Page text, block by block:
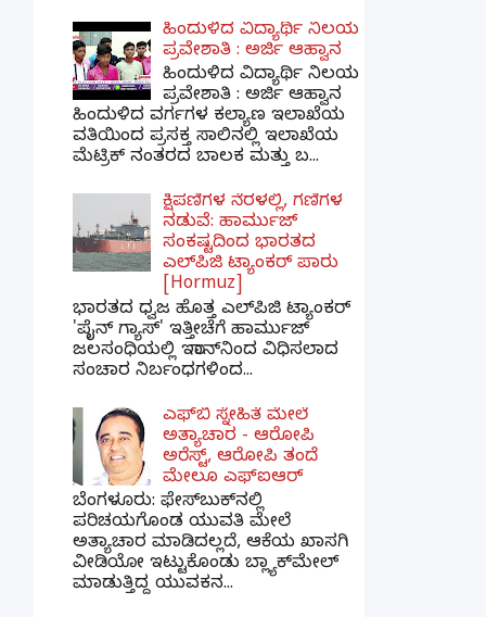
ಹಿಂದುಳಿದ ವಿದ್ಯಾರ್ಥಿ ನಿಲಯ
ಪ್ರವೇಶಾತಿ : ಅರ್ಜಿ ಆಹ್ವಾನ
ಹಿಂದುಳಿದ ವಿದ್ಯಾರ್ಥಿ ನಿಲಯ
ಪ್ರವೇಶಾತಿ : ಅರ್ಜಿ ಆಹ್ವಾನ
ಹಿಂದುಳಿದ ವರ್ಗಗಳ ಕಲ್ಯಾಣ ಇಲಾಖೆಯ
ವತಿಯಿಂದ ಪ್ರಸಕ್ತ ಸಾಲಿನಲ್ಲಿ ಇಲಾಖೆಯ
ಮೆಟ್ರಿಕ್ ನಂತರದ ಬಾಲಕ ಮತ್ತು ಬ...
ಕ್ಷಿಪಣಿಗಳ ನೆರಳಲ್ಲಿ, ಗಣಿಗಳ
ನಡುವೆ: ಹಾರ್ಮುಜ್
ಸಂಕಷ್ಟದಿಂದ ಭಾರತದ
ಎಲ್‌ಪಿಜಿ ಟ್ಯಾಂಕರ್ ಪಾರು
[Hormuz]
ಭಾರತದ ಧ್ವಜ ಹೊತ್ತ ಎಲ್‌ಪಿಜಿ ಟ್ಯಾಂಕರ್
'ಪೈನ್ ಗ್ಯಾಸ್' ಇತ್ತೀಚೆಗೆ ಹಾರ್ಮುಜ್
ಜಲಸಂಧಿಯಲ್ಲಿ ಇರಾನ್‌ನಿಂದ ವಿಧಿಸಲಾದ
ಸಂಚಾರ ನಿರ್ಬಂಧಗಳಿಂದ...
ಎಫ್‌ಬಿ ಸ್ನೇಹಿತೆ ಮೇಲೆ
ಅತ್ಯಾಚಾರ - ಆರೋಪಿ
ಅರೆಸ್ಟ್, ಆರೋಪಿ ತಂದೆ
ಮೇಲೂ ಎಫ್ಐಆರ್
ಬೆಂಗಳೂರು: ಫೇಸ್‌ಬುಕ್‌ನಲ್ಲಿ
ಪರಿಚಯಗೊಂಡ ಯುವತಿ ಮೇಲೆ
ಅತ್ಯಾಚಾರ ಮಾಡಿದಲ್ಲದೆ, ಆಕೆಯ ಖಾಸಗಿ
ವೀಡಿಯೋ ಇಟ್ಟುಕೊಂಡು ಬ್ಲ್ಯಾಕ್‌ಮೇಲ್
ಮಾಡುತ್ತಿದ್ದ ಯುವಕನ...